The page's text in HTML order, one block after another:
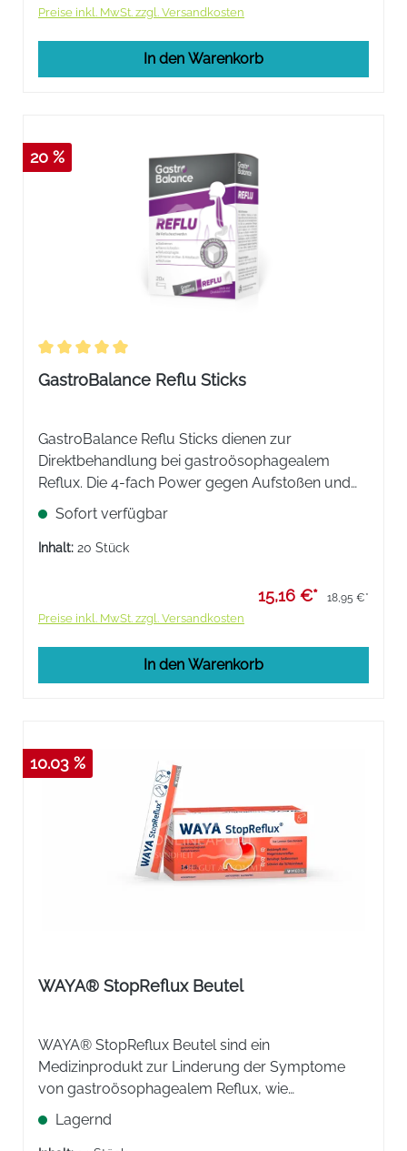
Preise inkl. MwSt. zzgl. Versandkosten
In den Warenkorb
20 %
Durchschnittliche Bewertung von 5 von 5 Sternen
GastroBalance Reflu Sticks
GastroBalance Reflu Sticks dienen zur
Direktbehandlung bei gastroösophagealem
Reflux. Die 4-fach Power gegen Aufstoßen und
Sodbrennen mit Bio-Barriere, Neutralisation,
Schutz und Regeneration.
Sofort verfügbar
Inhalt: 20 Stück
15,16 €* 18,95 €*
Preise inkl. MwSt. zzgl. Versandkosten
In den Warenkorb
10.03 %
WAYA® StopReflux Beutel
WAYA® StopReflux Beutel sind ein
Medizinprodukt zur Linderung der Symptome
von gastroösophagealem Reflux, wie
Sodbrennen, Sodbrennen während der
Schwangerschaft, Magensäurereflux,
Lagernd